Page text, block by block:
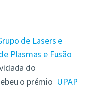
de Lasers e
Plasmas e Fusão
do
o prémio IUPAP